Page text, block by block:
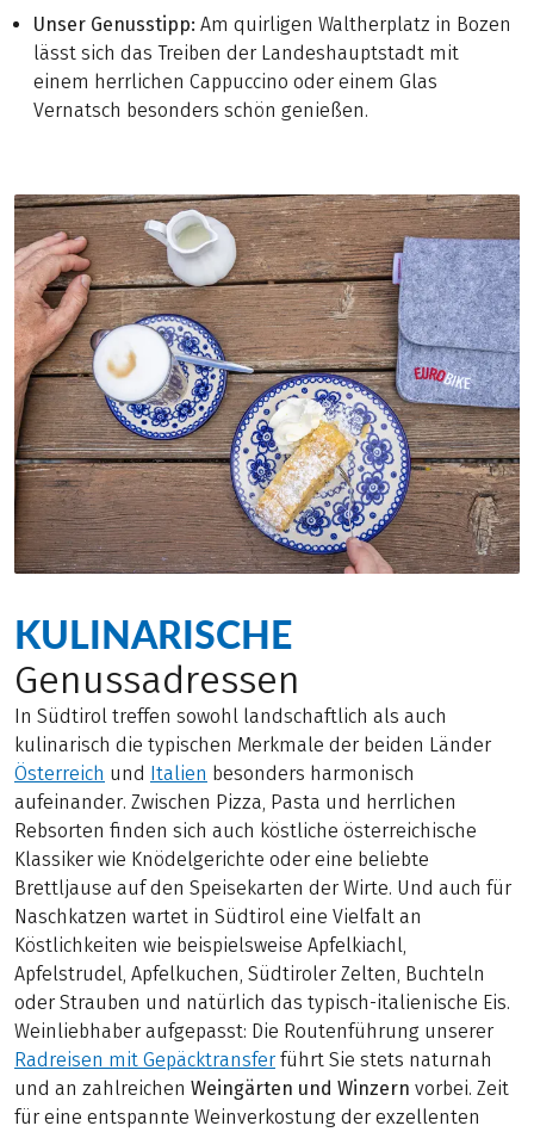
Unser Genusstipp: Am quirligen Waltherplatz in Bozen
lässt sich das Treiben der Landeshauptstadt mit
einem herrlichen Cappuccino oder einem Glas
Vernatsch besonders schön genießen.
KULINARISCHE
Genussadressen
In Südtirol treffen sowohl landschaftlich als auch
kulinarisch die typischen Merkmale der beiden Länder
Österreich und Italien besonders harmonisch
aufeinander. Zwischen Pizza, Pasta und herrlichen
Rebsorten finden sich auch köstliche österreichische
Klassiker wie Knödelgerichte oder eine beliebte
Brettljause auf den Speisekarten der Wirte. Und auch für
Naschkatzen wartet in Südtirol eine Vielfalt an
Köstlichkeiten wie beispielsweise Apfelkiachl,
Apfelstrudel, Apfelkuchen, Südtiroler Zelten, Buchteln
oder Strauben und natürlich das typisch-italienische Eis.
Weinliebhaber aufgepasst: Die Routenführung unserer
Radreisen mit Gepäcktransfer führt Sie stets naturnah
und an zahlreichen Weingärten und Winzern vorbei. Zeit
für eine entspannte Weinverkostung der exzellenten